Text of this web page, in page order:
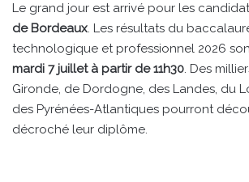
Le grand jour est arrivé pour les
de Bordeaux. Les résultats du
technologique et professionnel 2026
mardi 7 juillet à partir de 11h30. Des
Gironde, de Dordogne, des Landes, du
des Pyrénées-Atlantiques pourront
décroché leur diplôme.